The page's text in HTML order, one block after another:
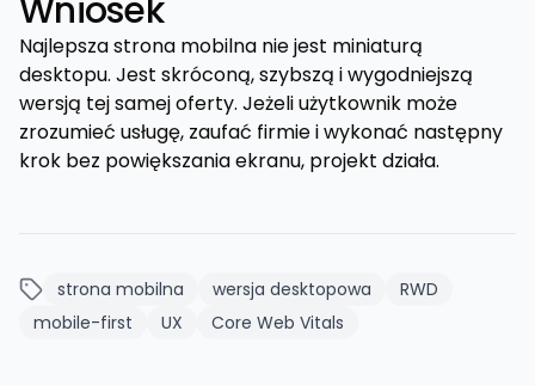
Wniosek
Najlepsza strona mobilna nie jest miniaturą
desktopu. Jest skróconą, szybszą i wygodniejszą
wersją tej samej oferty. Jeżeli użytkownik może
zrozumieć usługę, zaufać firmie i wykonać następny
krok bez powiększania ekranu, projekt działa.
strona mobilna wersja desktopowa
RWD
mobile-first
UX Core Web Vitals